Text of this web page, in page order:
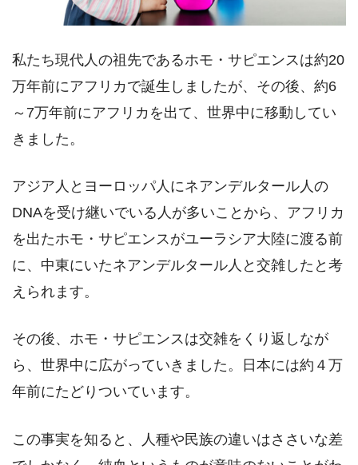
私たち現代人の祖先であるホモ・サピエンスは約20
万年前にアフリカで誕生しましたが、その後、約6
～7万年前にアフリカを出て、世界中に移動してい
きました。
アジア人とヨーロッパ人にネアンデルタール人の
DNAを受け継いでいる人が多いことから、アフリカ
を出たホモ・サピエンスがユーラシア大陸に渡る前
に、中東にいたネアンデルタール人と交雑したと考
えられます。
その後、ホモ・サピエンスは交雑をくり返しなが
ら、世界中に広がっていきました。日本には約４万
年前にたどりついています。
この事実を知ると、人種や民族の違いはささいな差